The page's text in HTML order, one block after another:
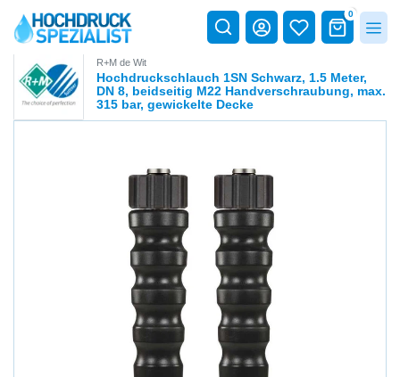
0
R+M de Wit
Hochdruckschlauch 1SN Schwarz, 1.5 Meter,
DN 8, beidseitig M22 Handverschraubung, max.
315 bar, gewickelte Decke